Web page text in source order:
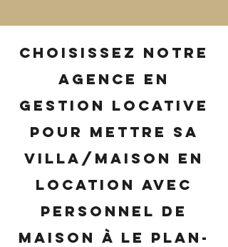
Choisissez notre
agence en
gestion locative
pour mettre sa
villa/maison en
location avec
personnel de
maison à Le Plan-